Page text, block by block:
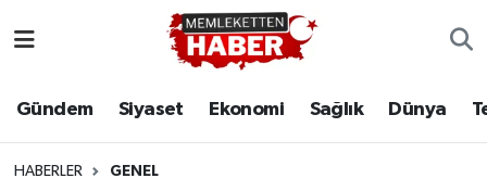
Gündem Siyaset Ekonomi Sağlık Dünya
HABERLER GENEL